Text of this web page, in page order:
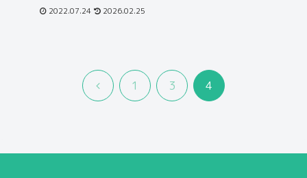
2022.07.24 2026.02.25
前
1 3 4